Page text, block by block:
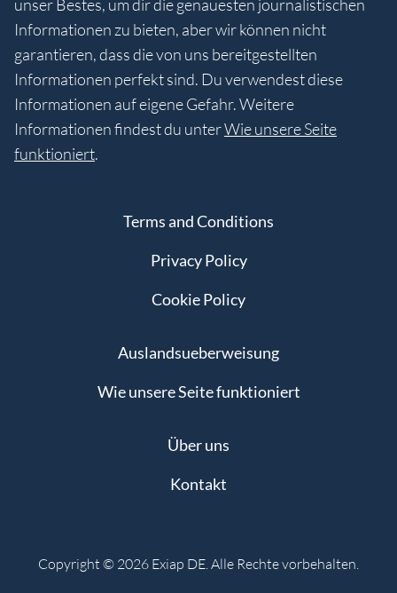
unser Bestes, um dir die genauesten journalistischen
Informationen zu bieten, aber wir können nicht
garantieren, dass die von uns bereitgestellten
Informationen perfekt sind. Du verwendest diese
Informationen auf eigene Gefahr. Weitere
Informationen findest du unterWie unsere Seite
funktioniert.
Terms and Conditions
Privacy Policy
Cookie Policy
Auslandsueberweisung
Wie unsere Seite funktioniert
Über uns
Kontakt
Copyright © 2026 Exiap DE. Alle Rechte vorbehalten.